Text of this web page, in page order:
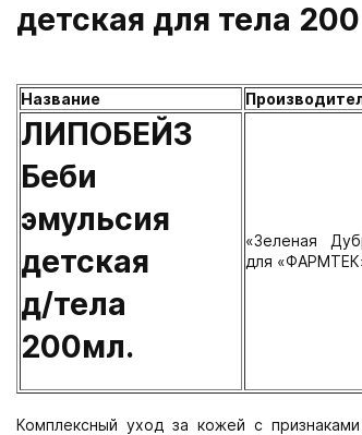
детская для тела
Название
ЛИПОБЕЙЗ
Беби
эмульсия
детская
д/тела
200мл.
«Зеленая
для
Комплексный уход за кожей с